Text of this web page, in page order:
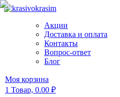
Акции
Доставка и оплата
Контакты
Вопрос-ответ
Блог
Моя корзина
1 Товар, 0.00 ₽